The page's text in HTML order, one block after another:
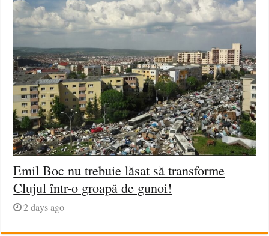
Emil Boc nu trebuie lăsat să transforme
Clujul într-o groapă de gunoi!
2 days ago